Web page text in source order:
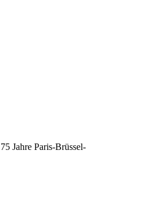
Jahre Paris-Brüssel-